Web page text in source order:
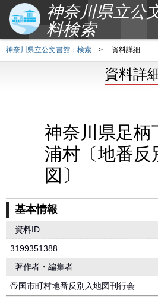
神奈川県立
料検索
神奈川県立公文書館：検索 > 資料詳細
資料詳
神奈川県足柄
浦村〔地番反
図〕
基本情報
資料ID
3199351388
著作者・編集者
帝国市町村地番反別入地図刊行会